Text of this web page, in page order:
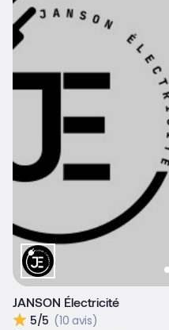
JANSON Électricité
5/5 (10 avis)